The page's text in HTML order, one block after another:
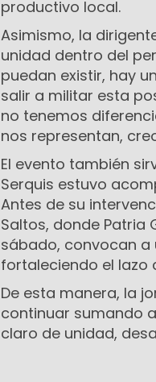
productivo local.
Asimismo, la
unidad dentro del
puedan existir, hay
salir a militar esta
no tenemos
nos representan,
El evento también
Serquis estuvo
Antes de su
Saltos, donde Patria
sábado, convocan a
fortaleciendo el lazo
De esta manera, la
continuar sumando
claro de unidad,